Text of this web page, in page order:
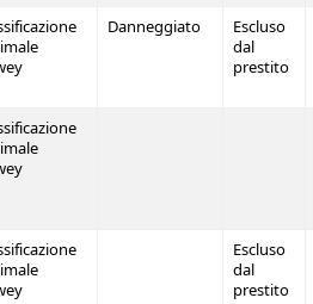
Danneggiato
Escluso
dal
prestito
Escluso
dal
prestito